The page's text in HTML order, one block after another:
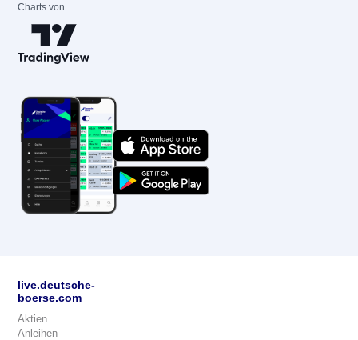
Charts von
live.deutsche-
boerse.com
Aktien
Anleihen